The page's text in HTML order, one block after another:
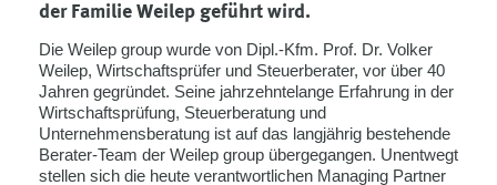
der Familie Weilep geführt wird.
Die Weilep group wurde von Dipl.-Kfm. Prof. Dr. Volker
Weilep, Wirtschaftsprüfer und Steuerberater, vor über 40
Jahren gegründet. Seine jahrzehntelange Erfahrung in der
Wirtschaftsprüfung, Steuerberatung und
Unternehmensberatung ist auf das langjährig bestehende
Berater-Team der Weilep group übergegangen. Unentwegt
stellen sich die heute verantwortlichen Managing Partner